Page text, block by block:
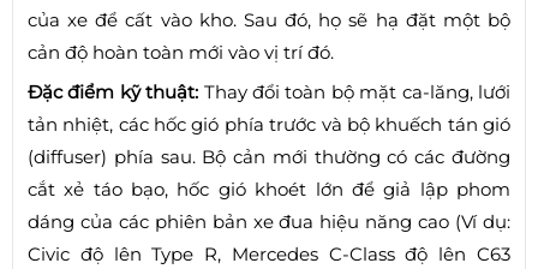
của xe để cất vào kho. Sau đó, họ sẽ hạ đặt một bộ
cản độ hoàn toàn mới vào vị trí đó.
Đặc điểm kỹ thuật: Thay đổi toàn bộ mặt ca-lăng, lưới
tản nhiệt, các hốc gió phía trước và bộ khuếch tán gió
(diffuser) phía sau. Bộ cản mới thường có các đường
cắt xẻ táo bạo, hốc gió khoét lớn để giả lập phom
dáng của các phiên bản xe đua hiệu năng cao (Ví dụ:
Civic độ lên Type R, Mercedes C-Class độ lên C63